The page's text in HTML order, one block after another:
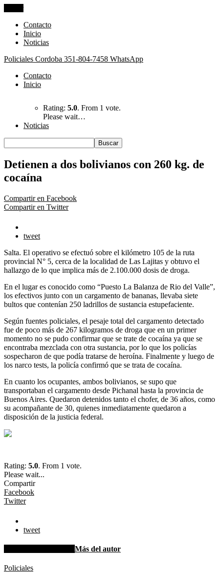
Contacto
Inicio
Noticias
Policiales Cordoba 351-804-7458 WhatsApp
Contacto
Inicio
Rating: 5.0. From 1 vote.
Please wait…
Noticias
Detienen a dos bolivianos con 260 kg. de
cocaína
Compartir en Facebook
Compartir en Twitter
tweet
Salta. El operativo se efectuó sobre el kilómetro 105 de la ruta
provincial N° 5, cerca de la localidad de Las Lajitas y obtuvo el
hallazgo de lo que implica más de 2.100.000 dosis de droga.
En el lugar es conocido como “Puesto La Balanza de Rio del Valle”,
los efectivos junto con un cargamento de bananas, llevaba siete
bultos que contenían 250 ladrillos de sustancia estupefaciente.
Según fuentes policiales, el pesaje total del cargamento detectado
fue de poco más de 267 kilogramos de droga que en un primer
momento no se pudo confirmar que se trate de cocaína ya que se
encontraba mezclada con otra sustancia, por lo que los policías
sospecharon de que podía tratarse de heroína. Finalmente y luego de
los narco tests, la policía confirmó que se trata de cocaína.
En cuanto los ocupantes, ambos bolivianos, se supo que
transportaban el cargamento desde Pichanal hasta la provincia de
Buenos Aires. Quedaron detenidos tanto el chofer, de 36 años, como
su acompañante de 30, quienes inmediatamente quedaron a
disposición de la justicia federal.
Rating: 5.0. From 1 vote.
Please wait...
Compartir
Facebook
Twitter
tweet
Más del autor
Policiales